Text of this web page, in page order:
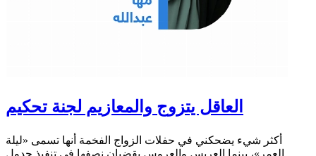
العاقل يتزوج والمعازيم لجنة تحكيم
أكثر شيء يضحكني في حفلات الزواج الفخمة أنها تسمى «ليلة
العمر»، بينما العريس والعروس يقضيان نصفها في تنفيذ جدول